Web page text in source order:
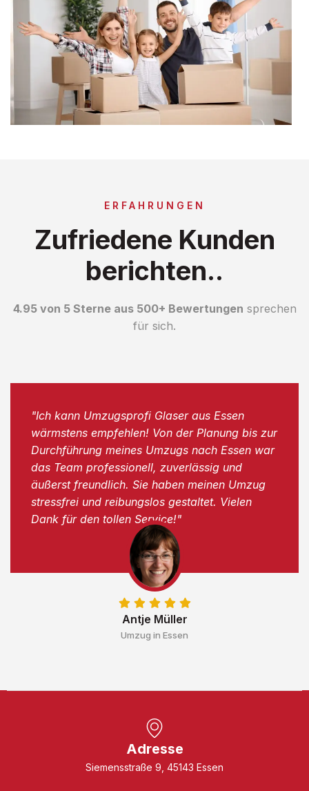
ERFAHRUNGEN
Zufriedene Kunden
berichten..
4.95 von 5 Sterne aus 500+ Bewertungen sprechen
für sich.
Antje Müller
Umzug in Essen
"Ich kann Umzugsprofi Glaser aus Essen
wärmstens empfehlen! Von der Planung bis zur
Durchführung meines Umzugs nach Essen war
das Team professionell, zuverlässig und
äußerst freundlich. Sie haben meinen Umzug
stressfrei und reibungslos gestaltet. Vielen
Dank für den tollen Service!"
Adresse
Siemensstraße 9, 45143 Essen